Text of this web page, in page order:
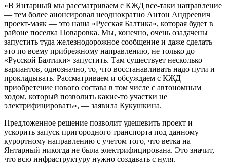
«В Янтарный мы рассматриваем с КЖД все-таки направление
— тем более анонсировал неоднократно Антон Андреевич
проект-маяк — это наша «Русская Балтика», которая будет в
районе поселка Поваровка. Мы, конечно, очень озадачены
запустить туда железнодорожное сообщение и даже сделать
это по всему прибрежному направлению, не только до
«Русской Балтики» запустить. Там существует несколько
вариантов, однозначно, то, что восстанавливать надо пути и
прокладывать. Рассматриваем и обсуждаем с КЖД
приобретение нового состава в том числе с автономным
ходом, который позволить какие-то участки не
электрифицировать», — заявила Кукушкина.
Предложенное решение позволит удешевить проект и
ускорить запуск пригородного транспорта под данному
курортному направлению с учетом того, что ветка на
Янтарный никогда не была электрифицирована. Это значит,
что всю инфраструктуру нужно создавать с нуля.